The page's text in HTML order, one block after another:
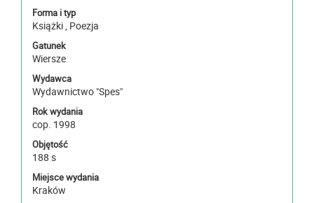
Forma i typ
Książki , Poezja
Gatunek
Wiersze
Wydawca
Wydawnictwo "Spes"
Rok wydania
cop. 1998
Objętość
188 s
Miejsce wydania
Kraków